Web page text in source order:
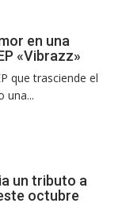
en una
«Vibrazz»
que trasciende el
una...
un tributo a
octubre